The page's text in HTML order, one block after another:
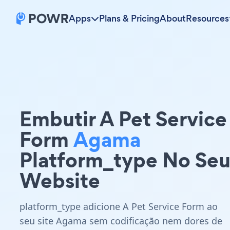
Apps Plans & PricingAboutResources
Embutir A Pet Service
FormAgama
Platform_type No Seu
Website
platform_type adicione A Pet Service Form ao
seu site Agama sem codificação nem dores de